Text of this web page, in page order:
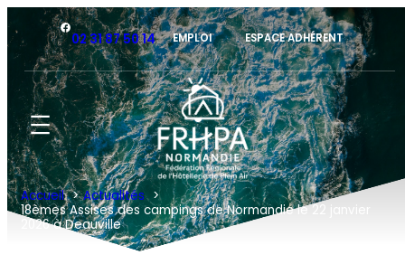
au
contenu
Facebook
02 31 87 50 14 EMPLOI ESPACE ADHÉRENT
Accueil
Actualités
18èmes Assises des campings de Normandie le 22 janvier
2026 à Deauville